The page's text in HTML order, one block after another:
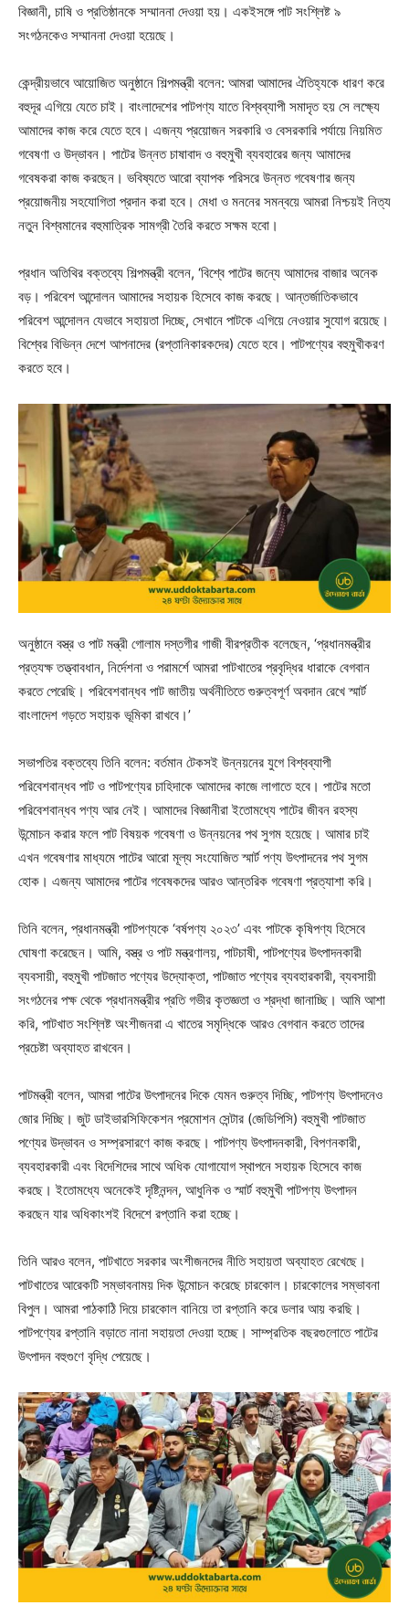
বিজ্ঞানী, চাষি ও প্রতিষ্ঠানকে সম্মাননা দেওয়া হয়। একইসঙ্গে পাট সংশ্লিষ্ট ৯
সংগঠনকেও সম্মাননা দেওয়া হয়েছে।
কেন্দ্রীয়ভাবে আয়োজিত অনুষ্ঠানে শিল্পমন্ত্রী বলেন: আমরা আমাদের ঐতিহ্যকে ধারণ করে
বহুদূর এগিয়ে যেতে চাই। বাংলাদেশের পাটপণ্য যাতে বিশ্বব্যাপী সমাদৃত হয় সে লক্ষ্যে
আমাদের কাজ করে যেতে হবে। এজন্য প্রয়োজন সরকারি ও বেসরকারি পর্যায়ে নিয়মিত
গবেষণা ও উদ্ভাবন। পাটের উন্নত চাষাবাদ ও বহুমুখী ব্যবহারের জন্য আমাদের
গবেষকরা কাজ করছেন। ভবিষ্যতে আরো ব্যাপক পরিসরে উন্নত গবেষণার জন্য
প্রয়োজনীয় সহযোগিতা প্রদান করা হবে। মেধা ও মননের সমন্বয়ে আমরা নিশ্চয়ই নিত্য
নতুন বিশ্বমানের বহুমাত্রিক সামগ্রী তৈরি করতে সক্ষম হবো।
প্রধান অতিথির বক্তব্যে শিল্পমন্ত্রী বলেন, ‘বিশ্বে পাটের জন্যে আমাদের বাজার অনেক
বড়। পরিবেশ আন্দোলন আমাদের সহায়ক হিসেবে কাজ করছে। আন্তর্জাতিকভাবে
পরিবেশ আন্দোলন যেভাবে সহায়তা দিচ্ছে, সেখানে পাটকে এগিয়ে নেওয়ার সুযোগ রয়েছে।
বিশ্বের বিভিন্ন দেশে আপনাদের (রপ্তানিকারকদের) যেতে হবে। পাটপণ্যের বহুমুখীকরণ
করতে হবে।
অনুষ্ঠানে বস্ত্র ও পাট মন্ত্রী গোলাম দস্তগীর গাজী বীরপ্রতীক বলেছেন, ‘প্রধানমন্ত্রীর
প্রত্যক্ষ তত্ত্বাবধান, নির্দেশনা ও পরামর্শে আমরা পাটখাতের প্রবৃদ্ধির ধারাকে বেগবান
করতে পেরেছি। পরিবেশবান্ধব পাট জাতীয় অর্থনীতিতে গুরুত্বপূর্ণ অবদান রেখে স্মার্ট
বাংলাদেশ গড়তে সহায়ক ভূমিকা রাখবে।’
সভাপতির বক্তব্যে তিনি বলেন: বর্তমান টেকসই উন্নয়নের যুগে বিশ্বব্যাপী
পরিবেশবান্ধব পাট ও পাটপণ্যের চাহিদাকে আমাদের কাজে লাগাতে হবে। পাটের মতো
পরিবেশবান্ধব পণ্য আর নেই। আমাদের বিজ্ঞানীরা ইতোমধ্যে পাটের জীবন রহস্য
উন্মোচন করার ফলে পাট বিষয়ক গবেষণা ও উন্নয়নের পথ সুগম হয়েছে। আমার চাই
এখন গবেষণার মাধ্যমে পাটের আরো মূল্য সংযোজিত স্মার্ট পণ্য উৎপাদনের পথ সুগম
হোক। এজন্য আমাদের পাটের গবেষকদের আরও আন্তরিক গবেষণা প্রত্যাশা করি।
তিনি বলেন, প্রধানমন্ত্রী পাটপণ্যকে ‘বর্ষপণ্য ২০২৩’ এবং পাটকে কৃষিপণ্য হিসেবে
ঘোষণা করেছেন। আমি, বস্ত্র ও পাট মন্ত্রণালয়, পাটচাষী, পাটপণ্যের উৎপাদনকারী
ব্যবসায়ী, বহুমুখী পাটজাত পণ্যের উদ্যোক্তা, পাটজাত পণ্যের ব্যবহারকারী, ব্যবসায়ী
সংগঠনের পক্ষ থেকে প্রধানমন্ত্রীর প্রতি গভীর কৃতজ্ঞতা ও শ্রদ্ধা জানাচ্ছি। আমি আশা
করি, পাটখাত সংশ্লিষ্ট অংশীজনরা এ খাতের সমৃদ্ধিকে আরও বেগবান করতে তাদের
প্রচেষ্টা অব্যাহত রাখবেন।
পাটমন্ত্রী বলেন, আমরা পাটের উৎপাদনের দিকে যেমন গুরুত্ব দিচ্ছি, পাটপণ্য উৎপাদনেও
জোর দিচ্ছি। জুট ডাইভারসিফিকেশন প্রমোশন সেন্টার (জেডিপিসি) বহুমুখী পাটজাত
পণ্যের উদ্ভাবন ও সম্প্রসারণে কাজ করছে। পাটপণ্য উৎপাদনকারী, বিপণনকারী,
ব্যবহারকারী এবং বিদেশিদের সাথে অধিক যোগাযোগ স্থাপনে সহায়ক হিসেবে কাজ
করছে। ইতোমধ্যে অনেকেই দৃষ্টিনন্দন, আধুনিক ও স্মার্ট বহুমুখী পাটপণ্য উৎপাদন
করছেন যার অধিকাংশই বিদেশে রপ্তানি করা হচ্ছে।
তিনি আরও বলেন, পাটখাতে সরকার অংশীজনদের নীতি সহায়তা অব্যাহত রেখেছে।
পাটখাতের আরেকটি সম্ভাবনাময় দিক উন্মোচন করেছে চারকোল। চারকোলের সম্ভাবনা
বিপুল। আমরা পাঠকাঠি দিয়ে চারকোল বানিয়ে তা রপ্তানি করে ডলার আয় করছি।
পাটপণ্যের রপ্তানি বড়াতে নানা সহায়তা দেওয়া হচ্ছে। সাম্প্রতিক বছরগুলোতে পাটের
উৎপাদন বহুগুণে বৃদ্ধি পেয়েছে।